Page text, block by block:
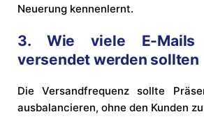
Neuerung kennenlernt.
3. Wie viele E-Mails
versendet werden sollten
Die Versandfrequenz sollte
ausbalancieren, ohne den Kunden